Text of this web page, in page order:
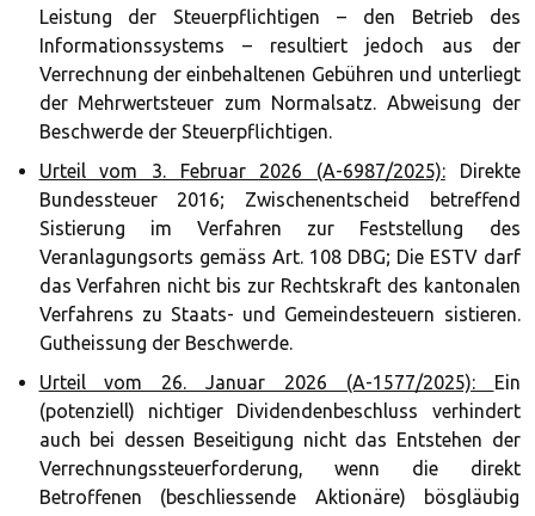
Leistung der Steuerpflichtigen – den Betrieb des
Informationssystems – resultiert jedoch aus der
Verrechnung der einbehaltenen Gebühren und unterliegt
der Mehrwertsteuer zum Normalsatz. Abweisung der
Beschwerde der Steuerpflichtigen.
Urteil vom 3. Februar 2026 (A-6987/2025):Direkte
Bundessteuer 2016; Zwischenentscheid betreffend
Sistierung im Verfahren zur Feststellung des
Veranlagungsorts gemäss Art. 108 DBG; Die ESTV darf
das Verfahren nicht bis zur Rechtskraft des kantonalen
Verfahrens zu Staats- und Gemeindesteuern sistieren.
Gutheissung der Beschwerde.
Urteil vom 26. Januar 2026 (A-1577/2025): Ein
(potenziell) nichtiger Dividendenbeschluss verhindert
auch bei dessen Beseitigung nicht das Entstehen der
Verrechnungssteuerforderung, wenn die direkt
Betroffenen (beschliessende Aktionäre) bösgläubig